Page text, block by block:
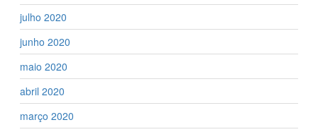
julho 2020
junho 2020
maio 2020
abril 2020
março 2020